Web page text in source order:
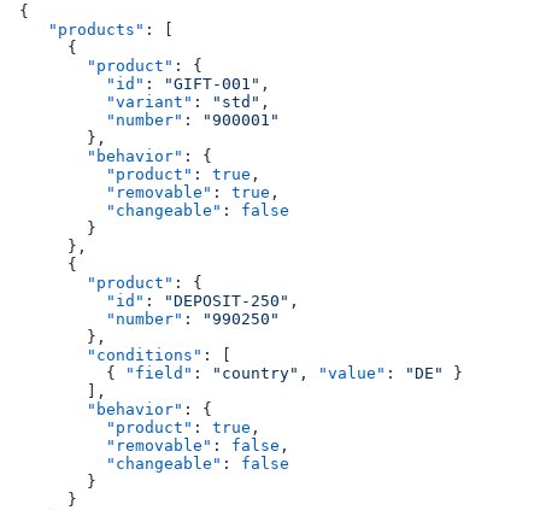
{
    "products"
: [
      {
        "product"
: {
          "id"
: "GIFT-001" ,
          "variant"
: "std" ,
          "number"
:
"900001"
        },
        "behavior"
: {
          "product"
: true ,
          "removable"
: true ,
          "changeable"
: false
        }
      },
      {
        "product"
: {
          "id"
: "DEPOSIT-250" ,
          "number"
:
"990250"
        },
        "conditions"
: [
          {
"field" : "country" , "value" : "DE"
}
        ],
        "behavior"
: {
          "product"
: true ,
          "removable"
: false ,
          "changeable"
: false
        }
      }